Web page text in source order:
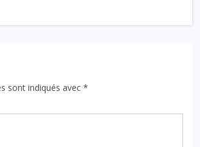
sont indiqués avec *